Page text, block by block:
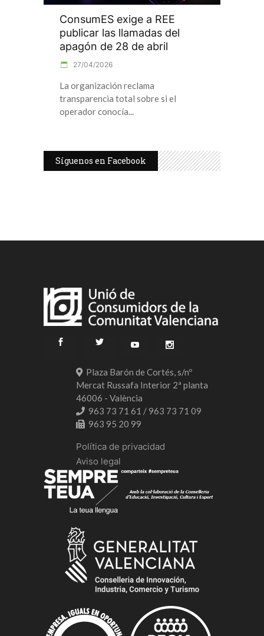
ConsumES exige a REE
publicar las llamadas del
apagón de 28 de abril
27/04/2026
La organización reclama
transparencia total sobre si el
operador conocía
Síguenos en Facebook
Plaza Barón de Cortés, s/nº
Mercat Russafa Interior 2ª planta
46006 - València
963 73 71 61 / 963 73 71 09
963 95 20 99
Política de privacidad
Aviso legal